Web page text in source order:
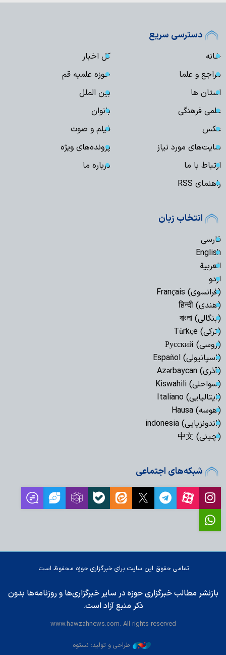
دسترسی سریع
خانه
کل اخبار
مراجع و علما
حوزه علمیه قم
استان ها
بین الملل
علمی فرهنگی
بانوان
عکس
فیلم و صوت
سایت‌های مورد نیاز
پرونده‌های ویژه
ارتباط با ما
درباره ما
راهنمای RSS
انتخاب زبان
فارسی
English
العربیة
اردو
(فرانسوی) Français
(هندی) हिन्दी
(بنگالی) বাংলা
(ترکی) Türkçe
(روسی) Русский
(اسپانیولی) Español
(آذری) Azərbaycan
(سواحلی) Kiswahili
(ایتالیایی) Italiano
(هوسه) Hausa
(اندونزیایی) indonesia
(چینی) 中文
شبکه‌های اجتماعی
تمامی حقوق این سایت برای خبرگزاری حوزه محفوظ است.
بازنشر مطالب خبرگزاری حوزه در سایر خبرگزاری‌ها و روزنامه‌ها بدون
ذکر منبع آزاد است.
www.hawzahnews.com. All rights reserved
طراحی و تولید: نستوه